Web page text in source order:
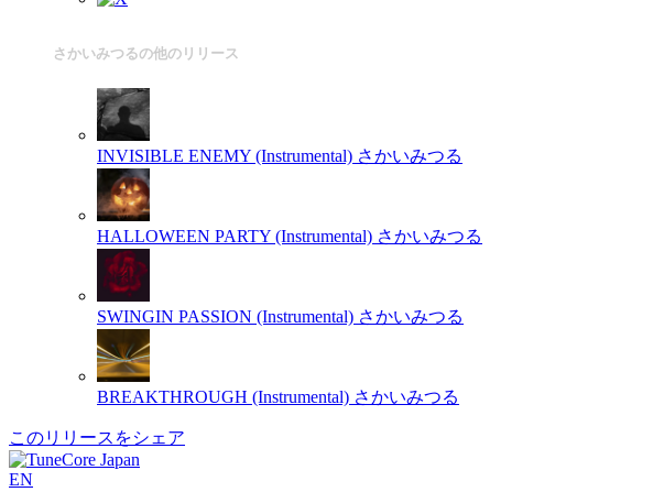
さかいみつるの他のリリース
INVISIBLE ENEMY (Instrumental) さかいみつる
HALLOWEEN PARTY (Instrumental) さかいみつる
SWINGIN PASSION (Instrumental) さかいみつる
BREAKTHROUGH (Instrumental) さかいみつる
このリリースをシェア
EN